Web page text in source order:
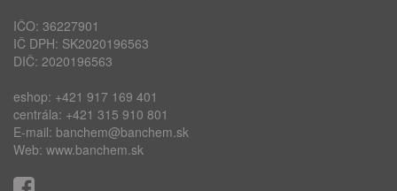
IČO: 36227901
IČ DPH: SK2020196563
DIČ: 2020196563
eshop: +421 917 169 401
centrála: +421 315 910 801
E-mail: banchem@banchem.sk
Web: www.banchem.sk